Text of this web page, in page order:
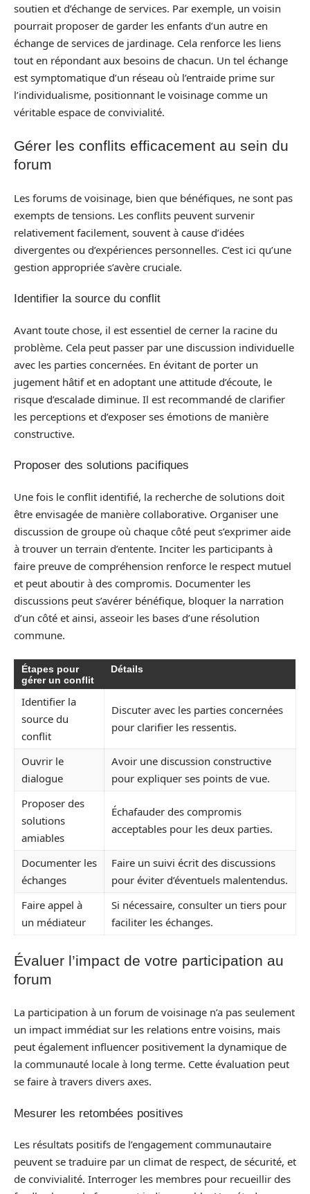
soutien et d’échange de services. Par exemple, un voisin
pourrait proposer de garder les enfants d’un autre en
échange de services de jardinage. Cela renforce les liens
tout en répondant aux besoins de chacun. Un tel échange
est symptomatique d’un réseau où l’entraide prime sur
l’individualisme, positionnant le voisinage comme un
véritable espace de convivialité.
Gérer les conflits efficacement au sein du
forum
Les forums de voisinage, bien que bénéfiques, ne sont pas
exempts de tensions. Les conflits peuvent survenir
relativement facilement, souvent à cause d’idées
divergentes ou d’expériences personnelles. C’est ici qu’une
gestion appropriée s’avère cruciale.
Identifier la source du conflit
Avant toute chose, il est essentiel de cerner la racine du
problème. Cela peut passer par une discussion individuelle
avec les parties concernées. En évitant de porter un
jugement hâtif et en adoptant une attitude d’écoute, le
risque d’escalade diminue. Il est recommandé de clarifier
les perceptions et d’exposer ses émotions de manière
constructive.
Proposer des solutions pacifiques
Une fois le conflit identifié, la recherche de solutions doit
être envisagée de manière collaborative. Organiser une
discussion de groupe où chaque côté peut s’exprimer aide
à trouver un terrain d’entente. Inciter les participants à
faire preuve de compréhension renforce le respect mutuel
et peut aboutir à des compromis. Documenter les
discussions peut s’avérer bénéfique, bloquer la narration
d’un côté et ainsi, asseoir les bases d’une résolution
commune.
Étapes pour
gérer un conflit
Détails
Identifier la
source du
conflit
Discuter avec les parties concernées
pour clarifier les ressentis.
Ouvrir le
dialogue
Avoir une discussion constructive
pour expliquer ses points de vue.
Proposer des
solutions
amiables
Échafauder des compromis
acceptables pour les deux parties.
Documenter les
échanges
Faire un suivi écrit des discussions
pour éviter d’éventuels malentendus.
Faire appel à
un médiateur
Si nécessaire, consulter un tiers pour
faciliter les échanges.
Évaluer l’impact de votre participation au
forum
La participation à un forum de voisinage n’a pas seulement
un impact immédiat sur les relations entre voisins, mais
peut également influencer positivement la dynamique de
la communauté locale à long terme. Cette évaluation peut
se faire à travers divers axes.
Mesurer les retombées positives
Les résultats positifs de l’engagement communautaire
peuvent se traduire par un climat de respect, de sécurité, et
de convivialité. Interroger les membres pour recueillir des